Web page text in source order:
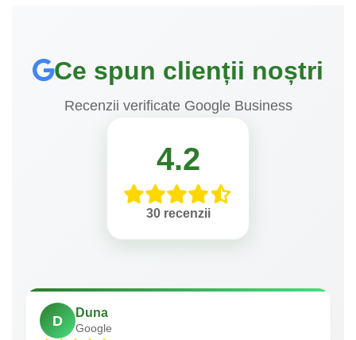
Ce spun clienții noștri
Recenzii verificate Google Business
4.2
30 recenzii
D
Duna
Google